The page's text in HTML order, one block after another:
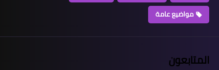
مواضيع عامة
المتابعون